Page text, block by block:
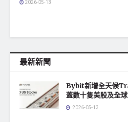
2026-05-13
最新新聞
Bybit新增全天候
蓋數十隻美股及全
2026-05-13